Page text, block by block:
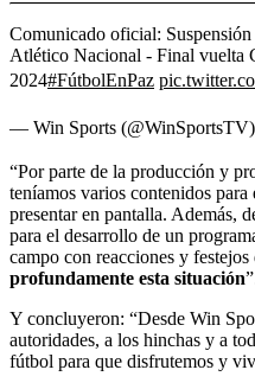
Comunicado oficial:
Atlético Nacional - Final vuelta
2024#FútbolEnPaz
— Win Sports (@WinSportsTV)
“Por parte de la producción y
teníamos varios contenidos
presentar en pantalla. Además,
para el desarrollo de un
campo con reacciones y festejos
profundamente esta situación
Y concluyeron: “Desde Win
autoridades, a los hinchas y a
fútbol para que disfrutemos y